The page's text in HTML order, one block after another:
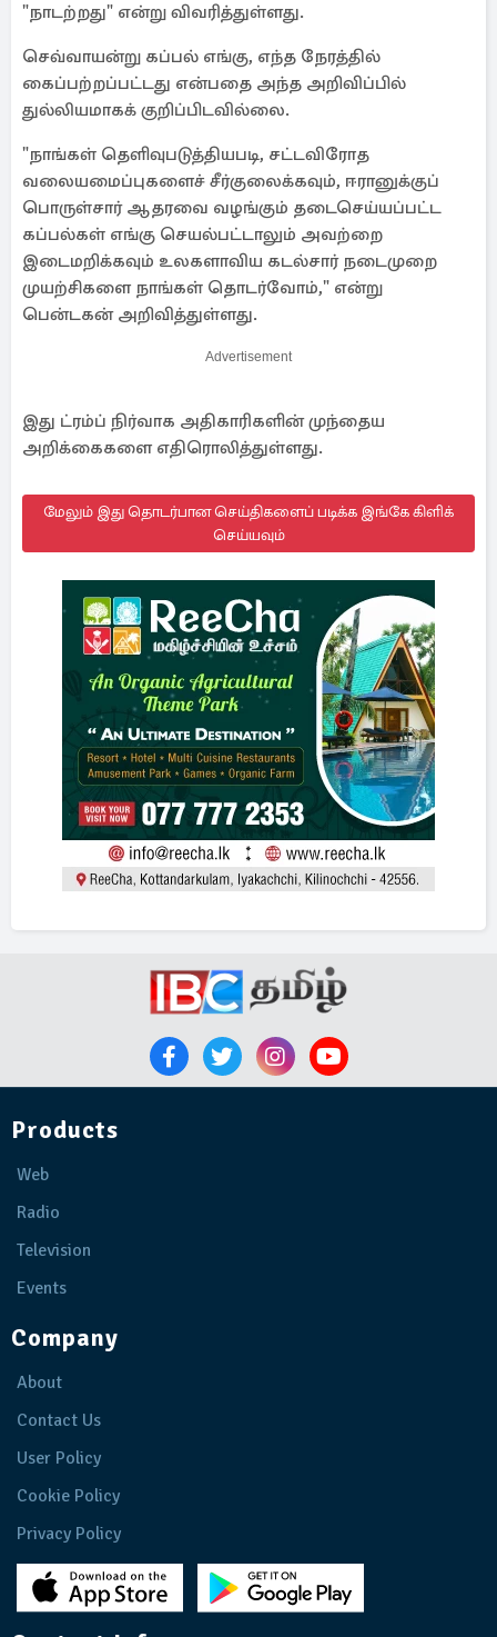
"நாடற்றது" என்று விவரித்துள்ளது.
செவ்வாயன்று கப்பல் எங்கு, எந்த நேரத்தில்
கைப்பற்றப்பட்டது என்பதை அந்த அறிவிப்பில்
துல்லியமாகக் குறிப்பிடவில்லை.
"நாங்கள் தெளிவுபடுத்தியபடி, சட்டவிரோத
வலையமைப்புகளைச் சீர்குலைக்கவும், ஈரானுக்குப்
பொருள்சார் ஆதரவை வழங்கும் தடைசெய்யப்பட்ட
கப்பல்கள் எங்கு செயல்பட்டாலும் அவற்றை
இடைமறிக்கவும் உலகளாவிய கடல்சார் நடைமுறை
முயற்சிகளை நாங்கள் தொடர்வோம்," என்று
பென்டகன் அறிவித்துள்ளது.
Advertisement
இது ட்ரம்ப் நிர்வாக அதிகாரிகளின் முந்தைய
அறிக்கைகளை எதிரொலித்துள்ளது.
மேலும் இது தொடர்பான செய்திகளைப் படிக்க இங்கே கிளிக்
செய்யவும்
Products
Web
Radio
Television
Events
Company
About
Contact Us
User Policy
Cookie Policy
Privacy Policy